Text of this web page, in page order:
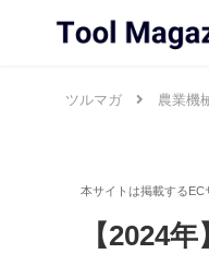
ツルマガ 農業機
【2024